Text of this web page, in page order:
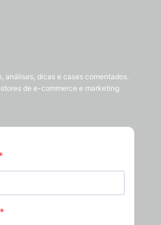
análises, dicas e cases comentados.
de e-commerce e marketing.